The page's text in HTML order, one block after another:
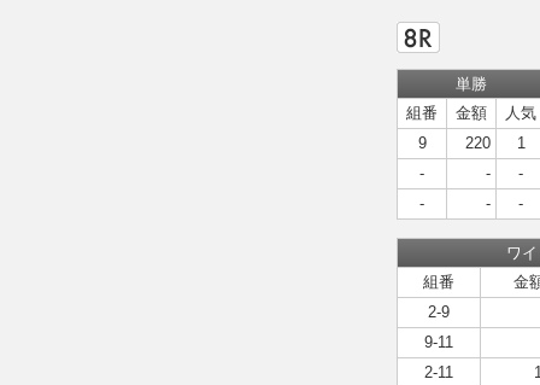
単勝
組番
金額
人気
9
220
1
-
-
-
-
- -
ワ
組番
金
2-9
9-11
2-11